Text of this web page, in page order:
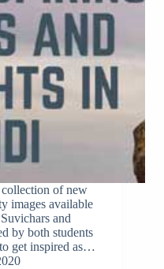
of new
images available
and
by both students
get inspired as…